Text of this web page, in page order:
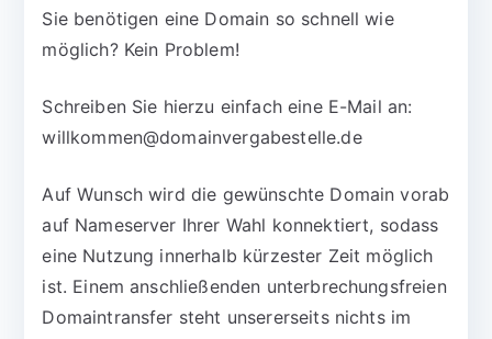
Sie benötigen eine Domain so schnell wie
möglich? Kein Problem!
Schreiben Sie hierzu einfach eine E-Mail an:
willkommen@domainvergabestelle.de
Auf Wunsch wird die gewünschte Domain vorab
auf Nameserver Ihrer Wahl konnektiert, sodass
eine Nutzung innerhalb kürzester Zeit möglich
ist. Einem anschließenden unterbrechungsfreien
Domaintransfer steht unsererseits nichts im